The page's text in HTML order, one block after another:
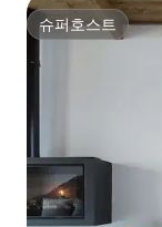
슈퍼호스트
슈퍼호스트